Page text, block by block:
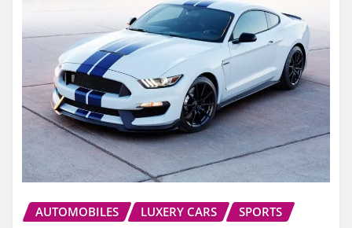
AUTOMOBILES LUXERY CARS SPORTS